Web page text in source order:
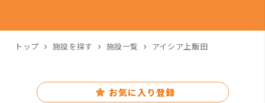
トップ 施設を探す 施設一覧 アイシア上飯田
お気に入り登録